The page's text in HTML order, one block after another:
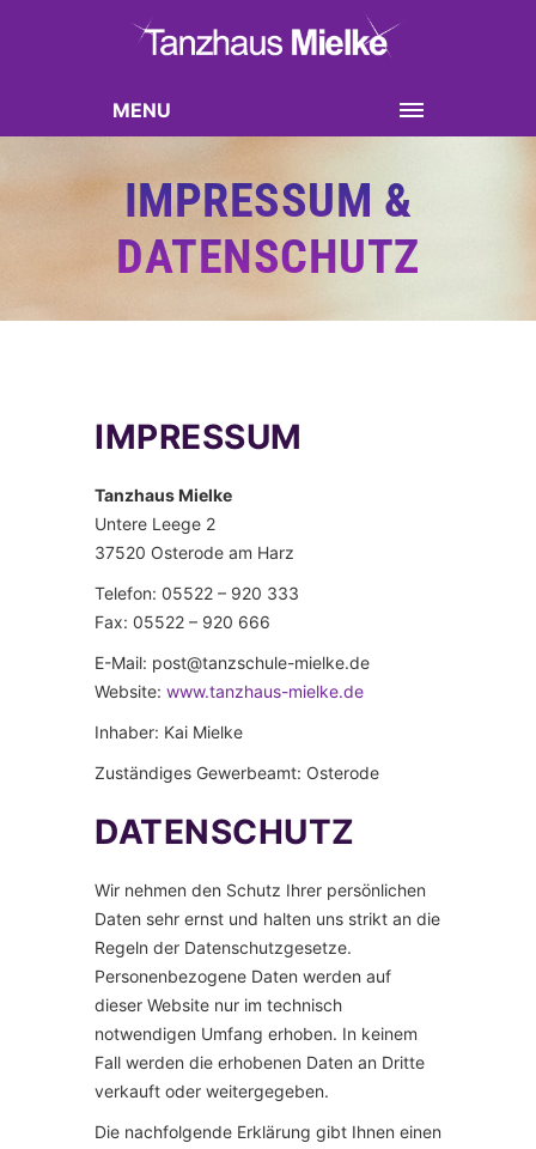
MENU
IMPRESSUM &
DATENSCHUTZ
IMPRESSUM
Tanzhaus Mielke
Untere Leege 2
37520 Osterode am Harz
Telefon: 05522 – 920 333
Fax: 05522 – 920 666
E-Mail: post@tanzschule-mielke.de
Website: www.tanzhaus-mielke.de
Inhaber: Kai Mielke
Zuständiges Gewerbeamt: Osterode
DATENSCHUTZ
Wir nehmen den Schutz Ihrer persönlichen
Daten sehr ernst und halten uns strikt an die
Regeln der Datenschutzgesetze.
Personenbezogene Daten werden auf
dieser Website nur im technisch
notwendigen Umfang erhoben. In keinem
Fall werden die erhobenen Daten an Dritte
verkauft oder weitergegeben.
Die nachfolgende Erklärung gibt Ihnen einen